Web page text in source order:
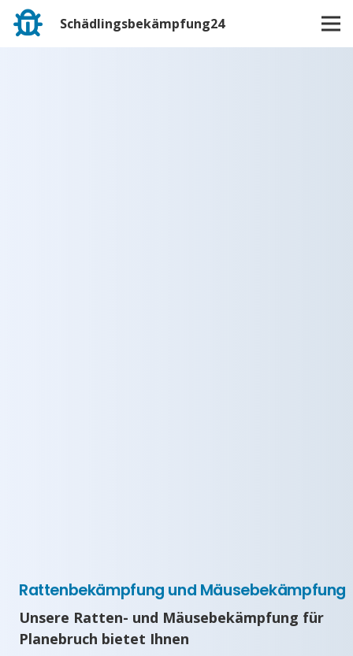
Schädlingsbekämpfung24
Rattenbekämpfung und Mäusebekämpfung
Unsere Ratten- und Mäusebekämpfung für
Planebruch bietet Ihnen